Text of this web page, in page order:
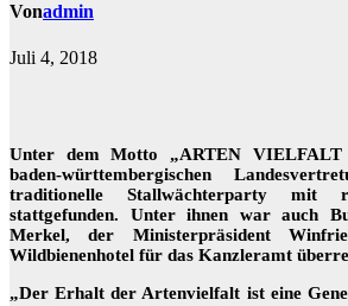
Vonadmin
Juli 4, 2018
Unter dem Motto „ARTEN
baden-württembergischen
traditionelle Stallwächterparty mit
stattgefunden. Unter ihnen war auch
Merkel, der Ministerpräsident
Wildbienenhotel für das Kanzleramt
„Der Erhalt der Artenvielfalt ist eine